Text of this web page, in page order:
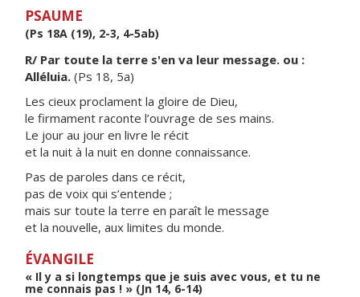
PSAUME
(Ps 18A (19), 2-3, 4-5ab)
R/ Par toute la terre s'en va leur message. ou :
Alléluia. (Ps 18, 5a)
Les cieux proclament la gloire de Dieu,
le firmament raconte l’ouvrage de ses mains.
Le jour au jour en livre le récit
et la nuit à la nuit en donne connaissance.
Pas de paroles dans ce récit,
pas de voix qui s’entende ;
mais sur toute la terre en paraît le message
et la nouvelle, aux limites du monde.
ÉVANGILE
« Il y a si longtemps que je suis avec vous, et tu ne
me connais pas ! » (Jn 14, 6-14)